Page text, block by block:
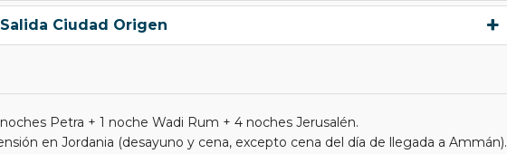
Ciudad Origen
Petra + 1 noche Wadi Rum + 4 noches Jerusalén.
en Jordania (desayuno y cena, excepto cena del día de llegada a Ammán).